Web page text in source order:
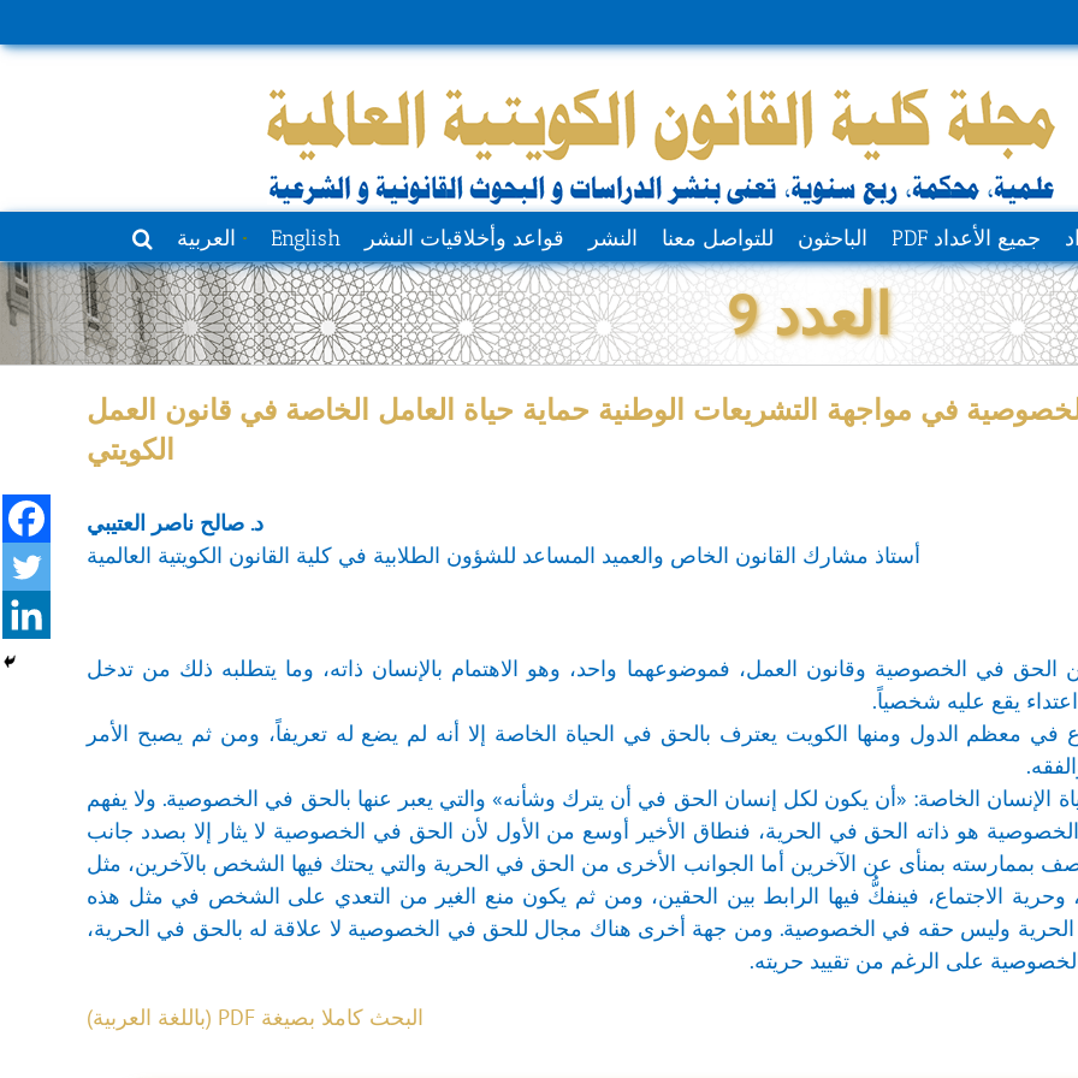
جميع الأعداد PDF الباحثون للتواصل معنا النشر قواعد وأخلاقيات النشر English العربية
العدد 9
في مواجهة التشريعات الوطنية حماية حياة العامل الخاصة في قانون العمل
الكويتي
د. صالح ناصر العتيبي
أستاذ مشارك القانون الخاص والعميد المساعد للشؤون الطلابية في كلية القانون الكويتية العالمية
في الخصوصية وقانون العمل، فموضوعهما واحد، وهو الاهتمام بالإنسان ذاته، وما يتطلبه ذلك من تدخل
يقع عليه شخصياً.
معظم الدول ومنها الكويت يعترف بالحق في الحياة الخاصة إلا أنه لم يضع له تعريفاً، ومن ثم يصبح الأمر
الإنسان الخاصة: «أن يكون لكل إنسان الحق في أن يترك وشأنه» والتي يعبر عنها بالحق في الخصوصية. ولا يفهم
هو ذاته الحق في الحرية، فنطاق الأخير أوسع من الأول لأن الحق في الخصوصية لا يثار إلا بصدد جانب
بممارسته بمنأى عن الآخرين أما الجوانب الأخرى من الحق في الحرية والتي يحتك فيها الشخص بالآخرين، مثل
وحرية الاجتماع، فينفكُّ فيها الرابط بين الحقين، ومن ثم يكون منع الغير من التعدي على الشخص في مثل هذه
الحرية وليس حقه في الخصوصية. ومن جهة أخرى هناك مجال للحق في الخصوصية لا علاقة له بالحق في الحرية،
على الرغم من تقييد حريته.
البحث كاملا بصيغة PDF (باللغة العربية)